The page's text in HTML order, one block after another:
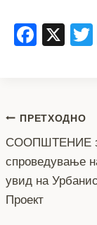
F
b
o
o
k
X
Навигација
на
напис
ПРЕТХОДНО
СООПШТЕНИЕ
спроведување
увид на
Проект